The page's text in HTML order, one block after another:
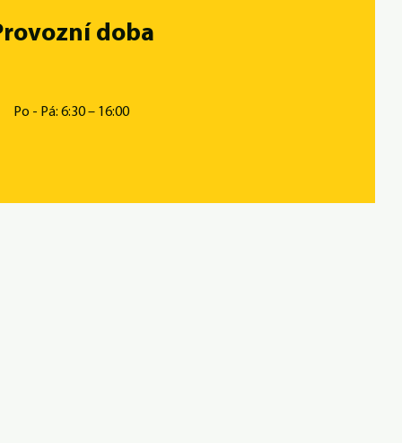
doba
Po - Pá: 6:30 – 16:00